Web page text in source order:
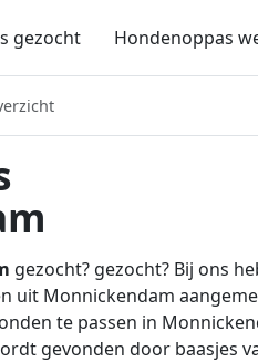
gezocht Hondenoppas
gezocht? gezocht? Bij ons
uit Monnickendam
te passen in
gevonden door baasjes